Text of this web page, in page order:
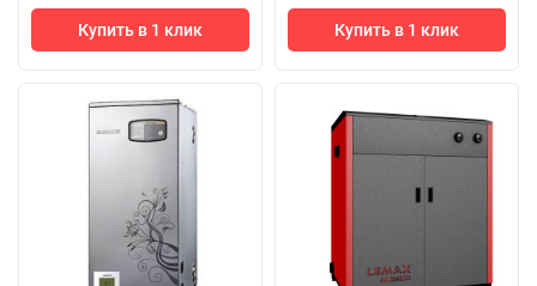
Купить в 1 клик Купить в 1 клик